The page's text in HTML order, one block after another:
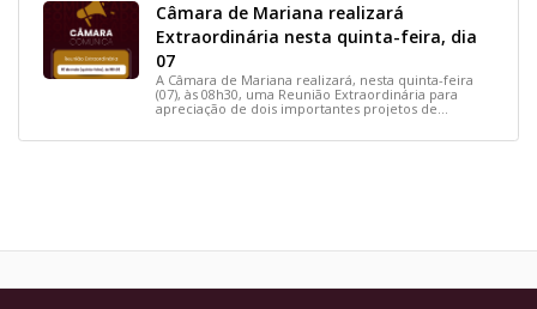
Câmara de Mariana realizará
Extraordinária nesta quinta-feira, dia
07
A Câmara de Mariana realizará, nesta quinta-feira
(07), às 08h30, uma Reunião Extraordinária para
apreciação de dois importantes projetos de